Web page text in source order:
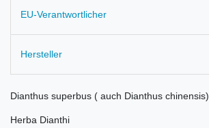
EU-Verantwortlicher
Hersteller
Dianthus superbus ( auch Dianthus chinensis)
Herba Dianthi